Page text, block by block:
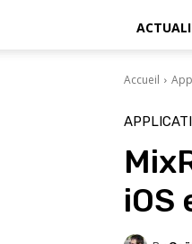
Accueil
iOS